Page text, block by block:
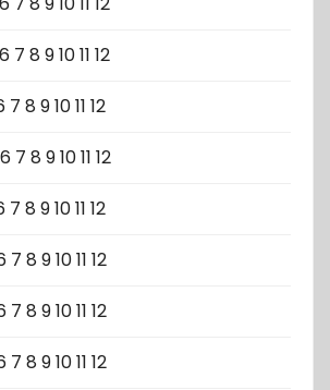
6 7 8 91011 12
7 8 91011 12
6 7 8 91011 12
7 8 91011 12
7 8 91011 12
7 8 91011 12
7 8 91011 12